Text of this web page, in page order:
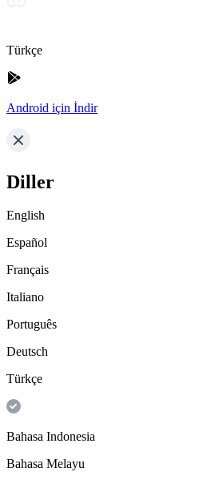
Türkçe
Android için İndir
Diller
English
Español
Français
Italiano
Português
Deutsch
Türkçe
Bahasa Indonesia
Bahasa Melayu